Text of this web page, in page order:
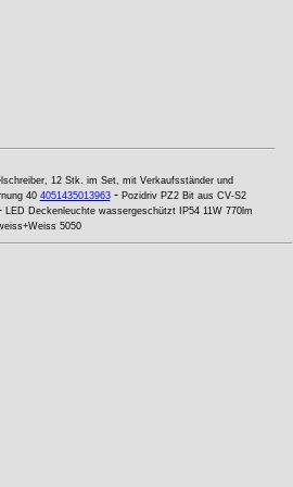
12 Stk. im Set, mit Verkaufsständer und
40 4051435013963- Pozidriv PZ2 Bit aus CV-S2
LED Deckenleuchte wassergeschützt IP54 11W 770lm
5050